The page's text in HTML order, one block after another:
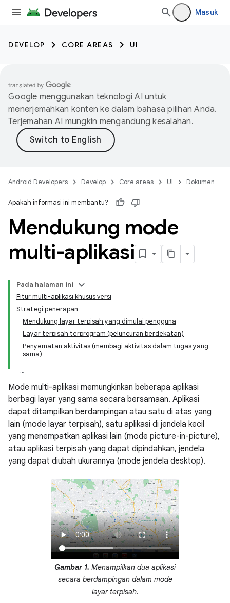
Masuk
DEVELOP CORE AREAS UI
Google menggunakan teknologi AI untuk
menerjemahkan konten ke dalam bahasa pilihan Anda.
Terjemahan AI mungkin mengandung kesalahan.
Android Developers Develop Core areas UI Dokumen
Apakah informasi ini membantu?
Mendukung mode
multi-aplikasi
Pada halaman ini
Fitur multi-aplikasi khusus versi
Strategi penerapan
Mendukung layar terpisah yang dimulai pengguna
Layar terpisah terprogram (peluncuran berdekatan)
Penyematan aktivitas (membagi aktivitas dalam tugas yang
sama)
Mode multi-aplikasi memungkinkan beberapa aplikasi
berbagi layar yang sama secara bersamaan. Aplikasi
dapat ditampilkan berdampingan atau satu di atas yang
lain (mode layar terpisah), satu aplikasi di jendela kecil
yang menempatkan aplikasi lain (mode picture-in-picture),
atau aplikasi terpisah yang dapat dipindahkan, jendela
yang dapat diubah ukurannya (mode jendela desktop).
Gambar 1. Menampilkan dua aplikasi
secara berdampingan dalam mode
layar terpisah.